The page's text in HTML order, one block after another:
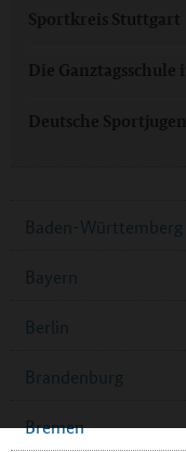
Sportkreis Stuttgart
Die
Deutsche
Baden-Württemberg
Bayern
Berlin
Brandenburg
Bremen